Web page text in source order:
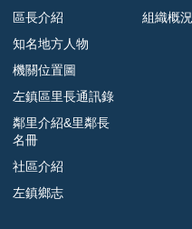
區長介紹
知名地方人物
機關位置圖
左鎮區里長通訊錄
鄰里介紹&里鄰長
名冊
社區介紹
左鎮鄉志
組織概況